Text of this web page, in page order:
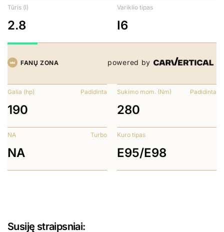
Tūris (l)
2.8
Variklio tipas
I6
FANŲ ZONA powered by
Galia (hp) Padidinta
190
Sukimo mom. (Nm) Padidinta
280
NA Turbo
NA
Kuro tipas
E95/E98
Susiję straipsniai: